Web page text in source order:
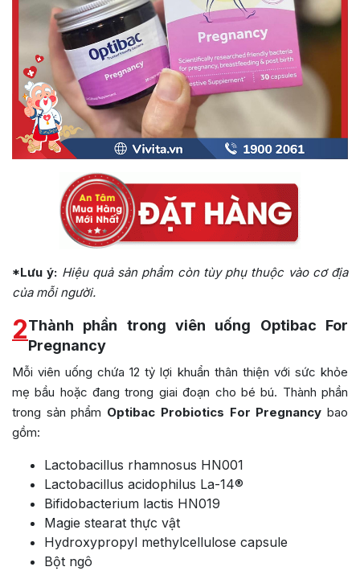
*Lưu ý: Hiệu quả sản phẩm còn tùy phụ thuộc vào cơ địa
của mỗi người.
2Thành phần trong viên uống Optibac For
Pregnancy
Mỗi viên uống chứa 12 tỷ lợi khuẩn thân thiện với sức khỏe
mẹ bầu hoặc đang trong giai đoạn cho bé bú. Thành phần
trong sản phẩm Optibac Probiotics For Pregnancy bao
gồm:
Lactobacillus rhamnosus HN001
Lactobacillus acidophilus La-14®
Bifidobacterium lactis HN019
Magie stearat thực vật
Hydroxypropyl methylcellulose capsule
Bột ngô